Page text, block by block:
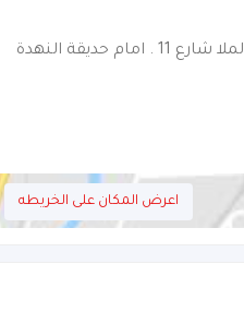
حديقة النهدة
اعرض المكان على الخريطه